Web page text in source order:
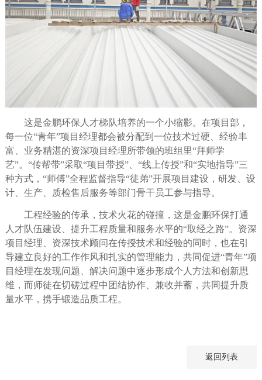
这是金鹏环保人才梯队培养的一个小缩影。在项目部，
每一位“青年”项目经理都会被分配到一位技术过硬、经验丰
富、业务精湛的资深项目经理所带领的班组里“拜师学
艺”。“传帮带”采取“项目带授”、“线上传授”和“实地指导”三
种方式，“师傅”全程监督指导“徒弟”开展项目建设，研发、设
计、生产、质检售后服务等部门骨干员工参与指导。
工程经验的传承，技术火花的碰撞，这是金鹏环保打通
人才队伍建设、提升工程质量和服务水平的“取经之路”。资深
项目经理、资深技术顾问在传授技术和经验的同时，也在引
导建立良好的工作作风和扎实的管理能力， 共同促进“青年”项
目经理在发现问题、解决问题中逐步形成个人方法和创新思
维，而师徒在切磋过程中团结协作、兼收并蓄，共同提升质
量水平，携手锻造品质工程。
返回列表